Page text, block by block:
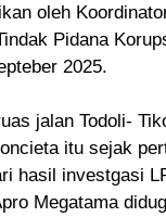
oleh
Pidana
2025.
jalan Todoli-
itu sejak
hasil investgasi
Megatama